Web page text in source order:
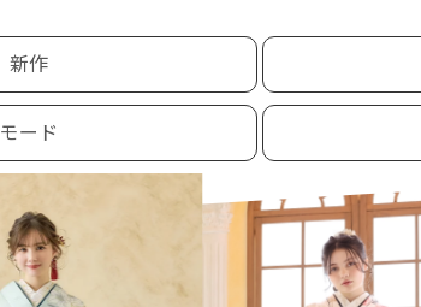
新作
モード